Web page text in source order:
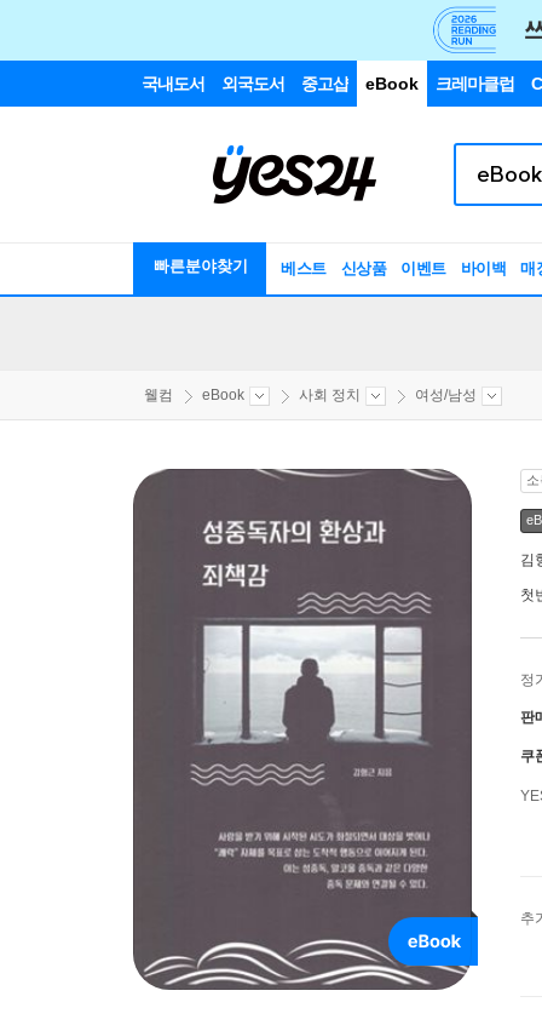
국내도서 외국도서 중고샵 eBook 크레마클럽
빠른분야찾기 베스트 신상품 이벤트 바이백 매
웰컴 eBook 사회 정치 여성/남성
김
첫
정
판
쿠
추